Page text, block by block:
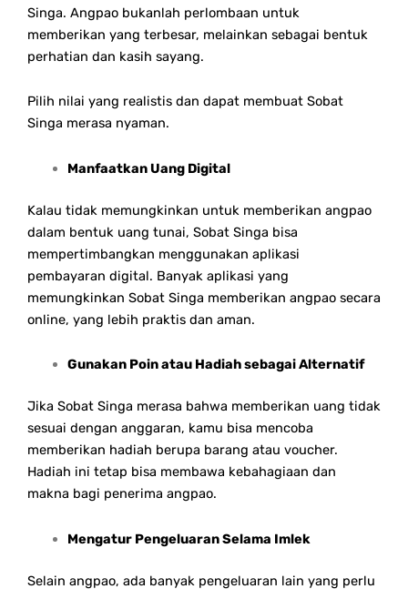
Singa. Angpao bukanlah perlombaan untuk
memberikan yang terbesar, melainkan sebagai bentuk
perhatian dan kasih sayang.
Pilih nilai yang realistis dan dapat membuat Sobat
Singa merasa nyaman.
Manfaatkan Uang Digital
Kalau tidak memungkinkan untuk memberikan angpao
dalam bentuk uang tunai, Sobat Singa bisa
mempertimbangkan menggunakan aplikasi
pembayaran digital. Banyak aplikasi yang
memungkinkan Sobat Singa memberikan angpao secara
online, yang lebih praktis dan aman.
Gunakan Poin atau Hadiah sebagai Alternatif
Jika Sobat Singa merasa bahwa memberikan uang tidak
sesuai dengan anggaran, kamu bisa mencoba
memberikan hadiah berupa barang atau voucher.
Hadiah ini tetap bisa membawa kebahagiaan dan
makna bagi penerima angpao.
Mengatur Pengeluaran Selama Imlek
Selain angpao, ada banyak pengeluaran lain yang perlu